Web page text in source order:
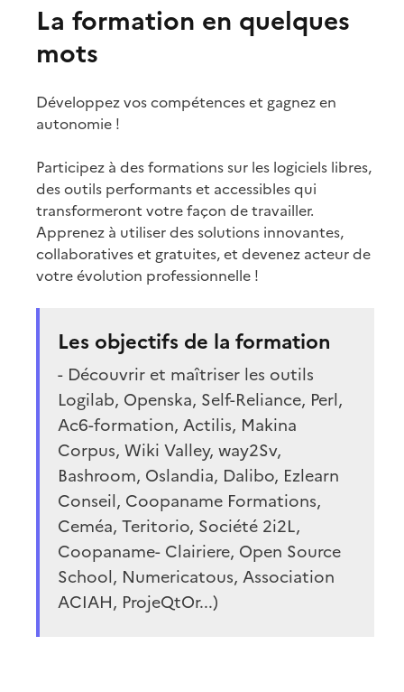
La formation en quelques
mots
Développez vos compétences et gagnez en
autonomie !
Participez à des formations sur les logiciels libres,
des outils performants et accessibles qui
transformeront votre façon de travailler.
Apprenez à utiliser des solutions innovantes,
collaboratives et gratuites, et devenez acteur de
votre évolution professionnelle !
Les objectifs de la formation
- Découvrir et maîtriser les outils
Logilab, Openska, Self-Reliance, Perl,
Ac6-formation, Actilis, Makina
Corpus, Wiki Valley, way2Sv,
Bashroom, Oslandia, Dalibo, Ezlearn
Conseil, Coopaname Formations,
Ceméa, Teritorio, Société 2i2L,
Coopaname- Clairiere, Open Source
School, Numericatous, Association
ACIAH, ProjeQtOr...)